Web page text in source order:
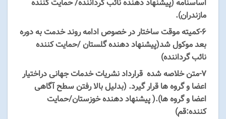
اساسنامه (پیشنهاد دهنده نائب گرداننده/ حمایت کننده
مازندران).
۶-کمیته موقت ساختار در خصوص ادامه روند خدمت به دوره
بعد موکول شد(پیشنهاد دهنده گلستان /حمایت کننده
نائب گرداننده)
۷-متن خلاصه شده قرارداد نشریات خدمات جهانی دراختیار
اعضا و گروه ها قرار گیرد. (بدلیل بالا رفتن سطح آگاهی
اعضا و گروه ها).( پیشنهاد دهنده خوزستان/حمایت
کننده:قم)